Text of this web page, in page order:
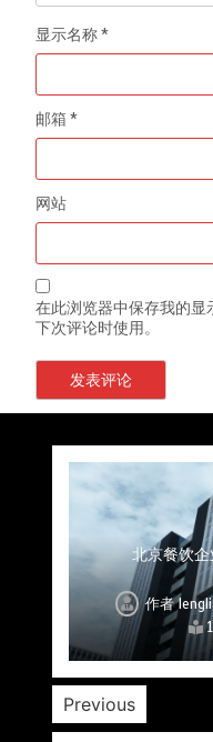
显示名称*
邮箱*
网站
在此浏览器中保存我的显
下次评论时使用。
上海餐饮连锁加
作者
杭州中央厨房布
作者
北京餐饮
作者
深圳冷链物流如
作者
北京餐饮仓配一
作者
武汉冻品配送三
作者
重庆冷链布局解
作者
Previous